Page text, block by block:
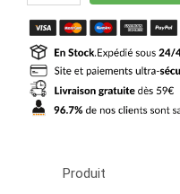
Maillot
Kit
Enfant
Domicile
Al
Hilal
2024
2025
Produit